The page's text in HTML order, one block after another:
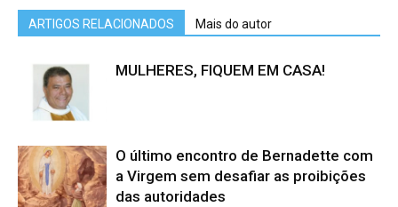
ARTIGOS RELACIONADOS Mais do autor
MULHERES, FIQUEM EM CASA!
O último encontro de Bernadette com
a Virgem sem desafiar as proibições
das autoridades